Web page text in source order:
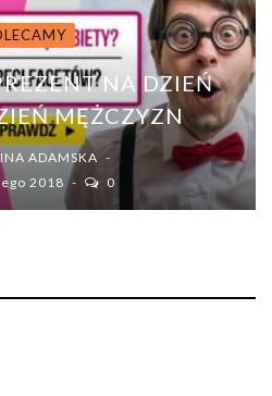
NA DZIEŃ
MĘŻCZYZN
ADAMSKA
2018
0